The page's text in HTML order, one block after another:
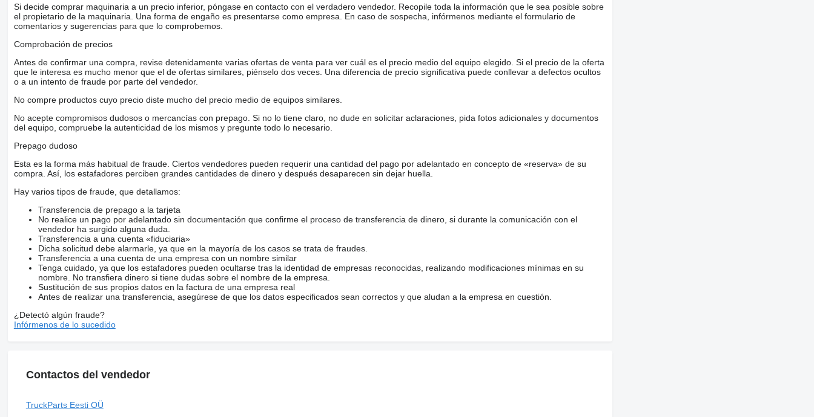
Si decide comprar maquinaria a un precio inferior, póngase en contacto con el verdadero vendedor. Recopile toda la información que le sea posible sobre
el propietario de la maquinaria. Una forma de engaño es presentarse como empresa. En caso de sospecha, infórmenos mediante el formulario de
comentarios y sugerencias para que lo comprobemos.
Comprobación de precios
Antes de confirmar una compra, revise detenidamente varias ofertas de venta para ver cuál es el precio medio del equipo elegido. Si el precio de la oferta
que le interesa es mucho menor que el de ofertas similares, piénselo dos veces. Una diferencia de precio significativa puede conllevar a defectos ocultos
o a un intento de fraude por parte del vendedor.
No compre productos cuyo precio diste mucho del precio medio de equipos similares.
No acepte compromisos dudosos o mercancías con prepago. Si no lo tiene claro, no dude en solicitar aclaraciones, pida fotos adicionales y documentos
del equipo, compruebe la autenticidad de los mismos y pregunte todo lo necesario.
Prepago dudoso
Esta es la forma más habitual de fraude. Ciertos vendedores pueden requerir una cantidad del pago por adelantado en concepto de «reserva» de su
compra. Así, los estafadores perciben grandes cantidades de dinero y después desaparecen sin dejar huella.
Hay varios tipos de fraude, que detallamos:
Transferencia de prepago a la tarjeta
No realice un pago por adelantado sin documentación que confirme el proceso de transferencia de dinero, si durante la comunicación con el
vendedor ha surgido alguna duda.
Transferencia a una cuenta «fiduciaria»
Dicha solicitud debe alarmarle, ya que en la mayoría de los casos se trata de fraudes.
Transferencia a una cuenta de una empresa con un nombre similar
Tenga cuidado, ya que los estafadores pueden ocultarse tras la identidad de empresas reconocidas, realizando modificaciones mínimas en su
nombre. No transfiera dinero si tiene dudas sobre el nombre de la empresa.
Sustitución de sus propios datos en la factura de una empresa real
Antes de realizar una transferencia, asegúrese de que los datos especificados sean correctos y que aludan a la empresa en cuestión.
¿Detectó algún fraude?
Infórmenos de lo sucedido
Contactos del vendedor
TruckParts Eesti OÜ